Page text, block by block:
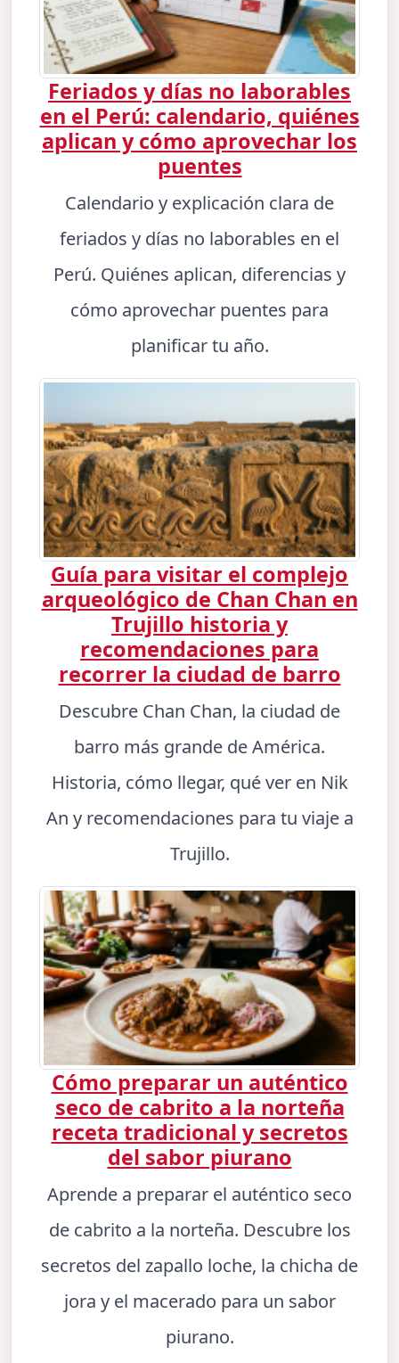
Feriados y días no laborables
en el Perú: calendario, quiénes
aplican y cómo aprovechar los
puentes
Calendario y explicación clara de
feriados y días no laborables en el
Perú. Quiénes aplican, diferencias y
cómo aprovechar puentes para
planificar tu año.
Guía para visitar el complejo
arqueológico de Chan Chan en
Trujillo historia y
recomendaciones para
recorrer la ciudad de barro
Descubre Chan Chan, la ciudad de
barro más grande de América.
Historia, cómo llegar, qué ver en Nik
An y recomendaciones para tu viaje a
Trujillo.
Cómo preparar un auténtico
seco de cabrito a la norteña
receta tradicional y secretos
del sabor piurano
Aprende a preparar el auténtico seco
de cabrito a la norteña. Descubre los
secretos del zapallo loche, la chicha de
jora y el macerado para un sabor
piurano.